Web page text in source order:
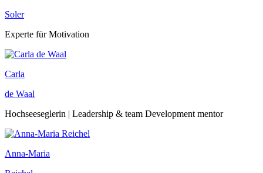
Soler
Experte für Motivation
Carla
de Waal
Hochseeseglerin | Leadership & team Development mentor
Anna-Maria